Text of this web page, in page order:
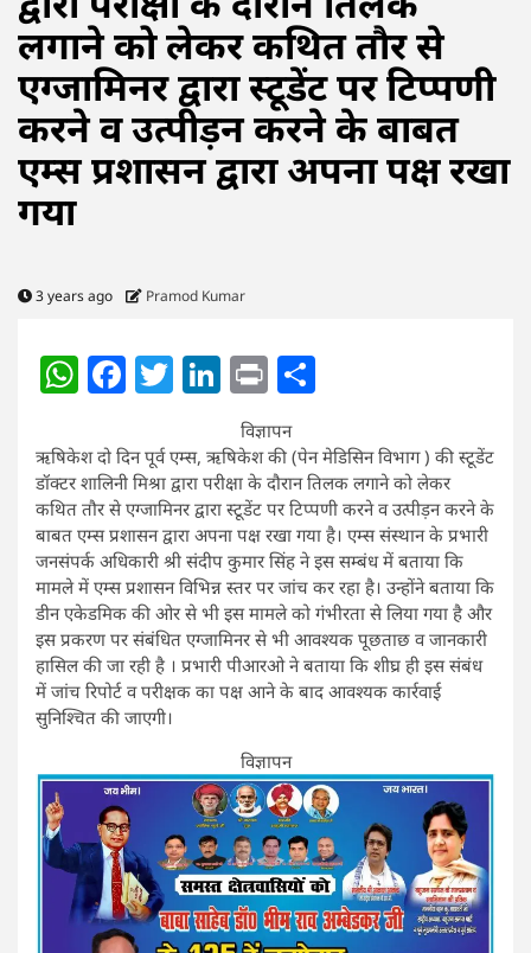
लगाने को लेकर कथित तौर से
एग्जामिनर द्वारा स्टूडेंट पर टिप्पणी
करने व उत्पीड़न करने के बाबत
एम्स प्रशासन द्वारा अपना पक्ष रखा
गया
3 years ago Pramod Kumar
WhatsApp
Facebook
Twitter
LinkedIn
Print
विज्ञापन
ऋषिकेश दो दिन पूर्व एम्स, ऋषिकेश की (पेन मेडिसिन विभाग ) की स्टूडेंट
डॉक्टर शालिनी मिश्रा द्वारा परीक्षा के दौरान तिलक लगाने को लेकर
कथित तौर से एग्जामिनर द्वारा स्टूडेंट पर टिप्पणी करने व उत्पीड़न करने के
बाबत एम्स प्रशासन द्वारा अपना पक्ष रखा गया है। एम्स संस्थान के प्रभारी
जनसंपर्क अधिकारी श्री संदीप कुमार सिंह ने इस सम्बंध में बताया कि
मामले में एम्स प्रशासन विभिन्न स्तर पर जांच कर रहा है। उन्होंने बताया कि
डीन एकेडमिक की ओर से भी इस मामले को गंभीरता से लिया गया है और
इस प्रकरण पर संबंधित एग्जामिनर से भी आवश्यक पूछताछ व जानकारी
हासिल की जा रही है । प्रभारी पीआरओ ने बताया कि शीघ्र ही इस संबंध
में जांच रिपोर्ट व परीक्षक का पक्ष आने के बाद आवश्यक कार्रवाई
सुनिश्चित की जाएगी।
विज्ञापन